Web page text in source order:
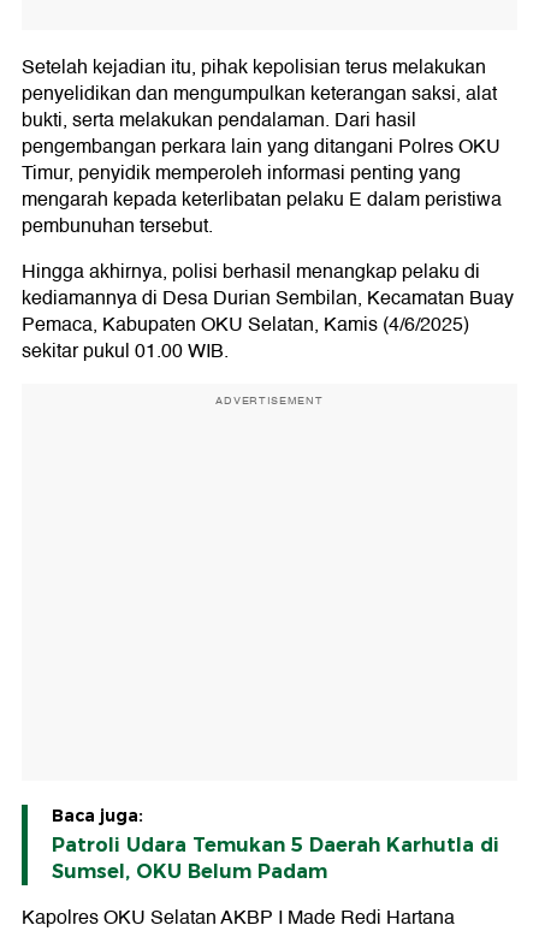
Setelah kejadian itu, pihak kepolisian terus melakukan
penyelidikan dan mengumpulkan keterangan saksi, alat
bukti, serta melakukan pendalaman. Dari hasil
pengembangan perkara lain yang ditangani Polres OKU
Timur, penyidik memperoleh informasi penting yang
mengarah kepada keterlibatan pelaku E dalam peristiwa
pembunuhan tersebut.
Hingga akhirnya, polisi berhasil menangkap pelaku di
kediamannya di Desa Durian Sembilan, Kecamatan Buay
Pemaca, Kabupaten OKU Selatan, Kamis (4/6/2025)
sekitar pukul 01.00 WIB.
ADVERTISEMENT
Baca juga:
Patroli Udara Temukan 5 Daerah Karhutla di
Sumsel, OKU Belum Padam
Kapolres OKU Selatan AKBP I Made Redi Hartana